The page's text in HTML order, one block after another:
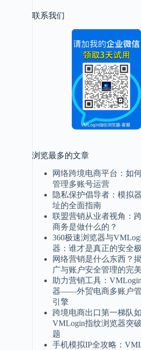
联系我们
浏览最多的文章
网络跨境电商平台：如
管理多账号运营
隐私保护倡导者：模拟
址的全面指南
联盟营销从业者视角：
商务是做什么的？
360极速浏览器与
器：谁才是真正的安全
网络营销是什么东西？
广与账户安全管理的完
助力营销工具：
器——外贸电商多账户
引擎
跨境电商出口第一梯队
VMLogin指纹浏览器突
题
手机模拟IP全攻略：